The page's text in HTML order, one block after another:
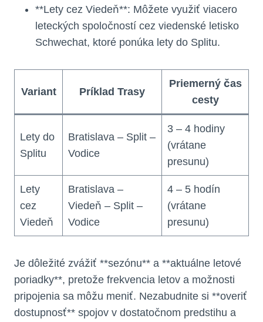
**Lety cez Viedeň**: Môžete využiť viacero
leteckých spoločností cez viedenské letisko
Schwechat, ktoré ponúka lety do Splitu.
Variant Príklad Trasy
Priemerný čas
cesty
Lety do
Splitu
Bratislava – Split –
Vodice
3 – 4 hodiny
(vrátane
presunu)
Lety
cez
Viedeň
Bratislava –
Viedeň – Split –
Vodice
4 – 5 hodín
(vrátane
presunu)
Je dôležité zvážiť **sezónu** a **aktuálne letové
poriadky**, pretože frekvencia letov a možnosti
pripojenia sa môžu meniť. Nezabudnite si **overiť
dostupnosť** spojov v dostatočnom predstihu a